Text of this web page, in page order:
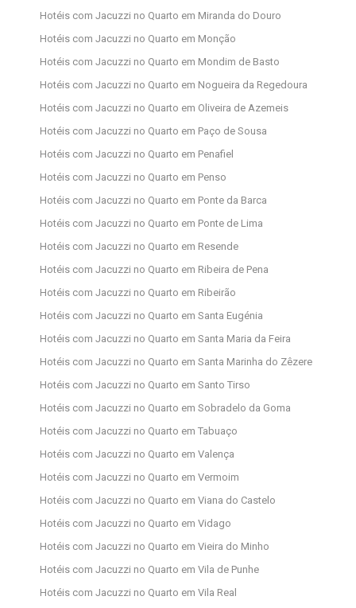
Hotéis com Jacuzzi no Quarto em Miranda do Douro
Hotéis com Jacuzzi no Quarto em Monção
Hotéis com Jacuzzi no Quarto em Mondim de Basto
Hotéis com Jacuzzi no Quarto em Nogueira da Regedoura
Hotéis com Jacuzzi no Quarto em Oliveira de Azemeis
Hotéis com Jacuzzi no Quarto em Paço de Sousa
Hotéis com Jacuzzi no Quarto em Penafiel
Hotéis com Jacuzzi no Quarto em Penso
Hotéis com Jacuzzi no Quarto em Ponte da Barca
Hotéis com Jacuzzi no Quarto em Ponte de Lima
Hotéis com Jacuzzi no Quarto em Resende
Hotéis com Jacuzzi no Quarto em Ribeira de Pena
Hotéis com Jacuzzi no Quarto em Ribeirão
Hotéis com Jacuzzi no Quarto em Santa Eugénia
Hotéis com Jacuzzi no Quarto em Santa Maria da Feira
Hotéis com Jacuzzi no Quarto em Santa Marinha do Zêzere
Hotéis com Jacuzzi no Quarto em Santo Tirso
Hotéis com Jacuzzi no Quarto em Sobradelo da Goma
Hotéis com Jacuzzi no Quarto em Tabuaço
Hotéis com Jacuzzi no Quarto em Valença
Hotéis com Jacuzzi no Quarto em Vermoim
Hotéis com Jacuzzi no Quarto em Viana do Castelo
Hotéis com Jacuzzi no Quarto em Vidago
Hotéis com Jacuzzi no Quarto em Vieira do Minho
Hotéis com Jacuzzi no Quarto em Vila de Punhe
Hotéis com Jacuzzi no Quarto em Vila Real